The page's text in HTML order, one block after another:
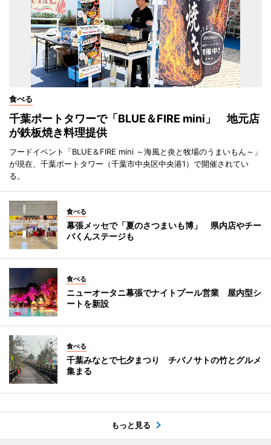
食べる
千葉ポートタワーで「BLUE＆FIRE mini」 地元店
が鉄板焼き料理提供
フードイベント「BLUE＆FIRE mini ～海風と炎と牧場のうまいもん～」
が現在、千葉ポートタワー（千葉市中央区中央港1）で開催されてい
る。
食べる
幕張メッセで「夏のさつまいも博」 県内店やチー
バくんステージも
食べる
ニューオータニ幕張でナイトプール営業 屋内型シ
ートを新設
食べる
千葉みなとで七夕まつり チバノサトの竹とグルメ
集まる
もっと見る